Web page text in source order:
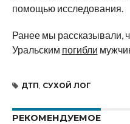
помощью исследования.
Ранее мы рассказывали,
Уральским погибли
ДТП СУХОЙ ЛОГ
РЕКОМЕНДУЕМОЕ